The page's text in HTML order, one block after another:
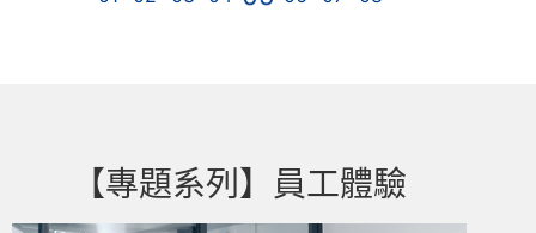
【專題系列】員工體驗